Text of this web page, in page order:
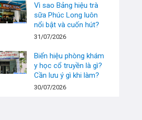
Vì sao Bảng hiệu trà
sữa Phúc Long luôn
nổi bật và cuốn hút?
31/07/2026
Biển hiệu phòng khám
y học cổ truyền là gì?
Cần lưu ý gì khi làm?
30/07/2026